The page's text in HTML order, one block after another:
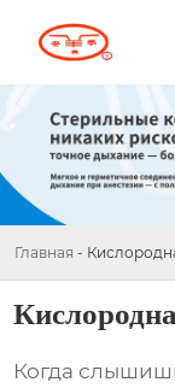
Главная -
Когда